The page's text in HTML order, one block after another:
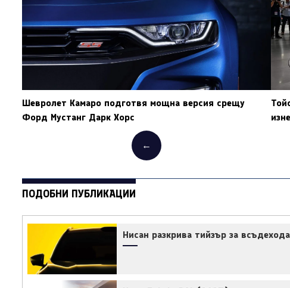
Шевролет Камаро подготвя мощна версия срещу
Форд Мустанг Дарк Хорс
←
ПОДОБНИ ПУБЛИКАЦИИ
Нисан разкрива тийзър за